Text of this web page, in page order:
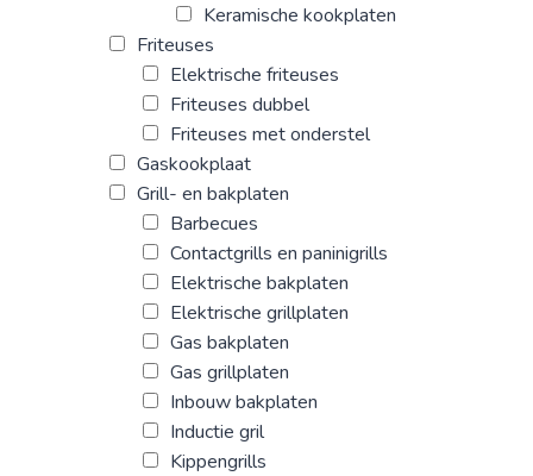
Keramische kookplaten
Friteuses
Elektrische friteuses
Friteuses dubbel
Friteuses met onderstel
Gaskookplaat
Grill- en bakplaten
Barbecues
Contactgrills en paninigrills
Elektrische bakplaten
Elektrische grillplaten
Gas bakplaten
Gas grillplaten
Inbouw bakplaten
Inductie gril
Kippengrills